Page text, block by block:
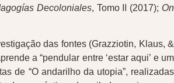
Decoloniales, Tomo II (2017); On
das fontes (Grazziotin, Klaus, &
a “pendular entre ‘estar aqui’ e um
de “O andarilho da utopia”, realizadas